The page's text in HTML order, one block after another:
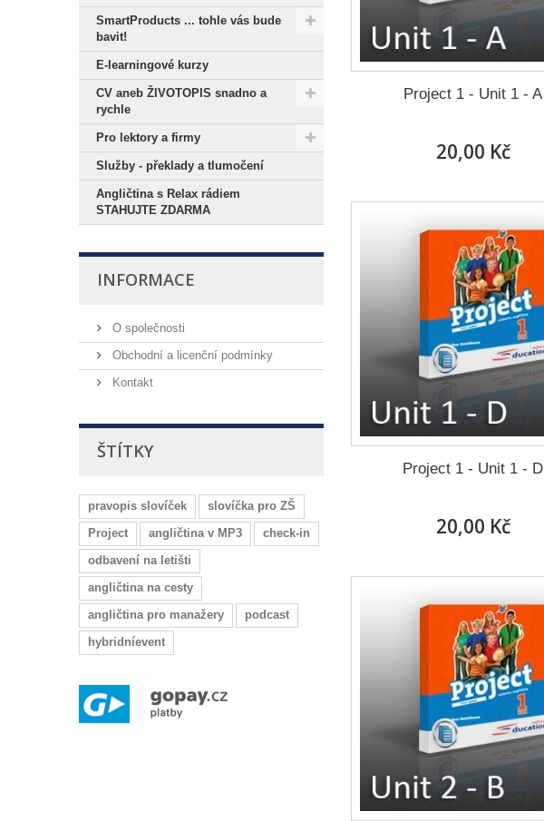
SmartProducts ... tohle vás bude
bavit!
E-learningové kurzy
CV aneb ŽIVOTOPIS snadno a
rychle
Pro lektory a firmy
Služby - překlady a tlumočení
Angličtina s Relax rádiem
STAHUJTE ZDARMA
INFORMACE
O společnosti
Obchodní a licenční podmínky
Kontakt
ŠTÍTKY
pravopis slovíček
slovíčka pro ZŠ
Project
angličtina v MP3
check-in
odbavení na letišti
angličtina na cesty
angličtina pro manažery
podcast
hybridníevent
Project 1 - Unit 1 - A
20,00 Kč
Project 1 - Unit 1 - D
20,00 Kč